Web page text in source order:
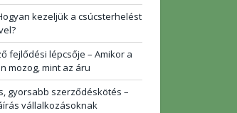
kezeljük a csúcsterhelést
fejlődési lépcsője – Amikor a
mozog, mint az áru
gyorsabb szerződéskötés –
vállalkozásoknak